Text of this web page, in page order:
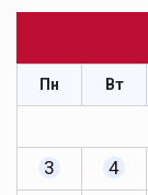
Пн Вт
3
4